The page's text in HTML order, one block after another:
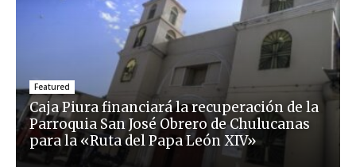
Featured
Caja Piura financiará la recuperación de la
Parroquia San José Obrero de Chulucanas
para la «Ruta del Papa León XIV»